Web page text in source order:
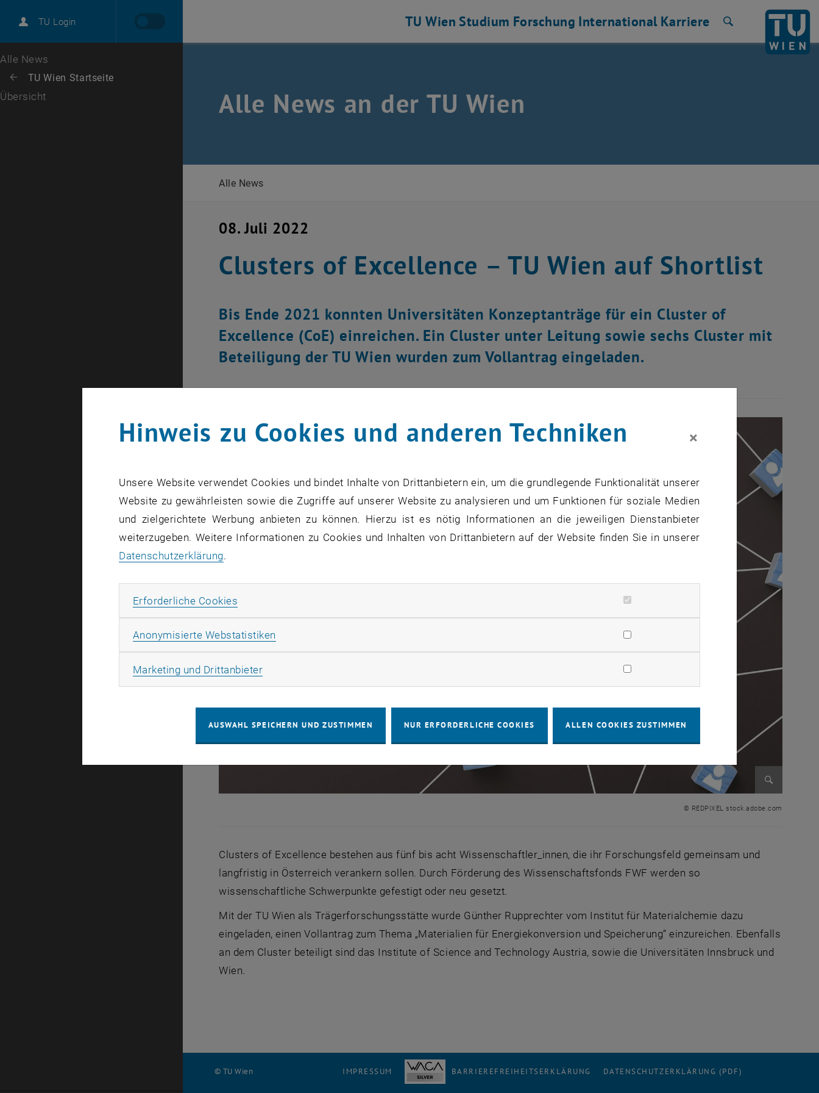
TU Login
Karriere
Zur 1. Menü Ebene
Alle News
Zurück: Subseiten von TU Wien Startseite auflisten
Zurück zur letzten Ebene:
TU Wien Startseite
Übersicht
TU Wien Studium Forschung International Karriere
Alle News an der TU Wien
Alle News
08. Juli 2022
Clusters of Excellence – TU Wien auf Shortlist
Bis Ende 2021 konnten Universitäten Konzeptanträge für ein Cluster of
Excellence (CoE) einreichen. Ein Cluster unter Leitung sowie sechs Cluster mit
Beteiligung der TU Wien wurden zum Vollantrag eingeladen.
© REDPIXEL stock.adobe.com
Clusters of Excellence bestehen aus fünf bis acht Wissenschaftler_innen, die ihr Forschungsfeld gemeinsam und
langfristig in Österreich verankern sollen. Durch Förderung des Wissenschaftsfonds FWF werden so
wissenschaftliche Schwerpunkte gefestigt oder neu gesetzt.
Mit der TU Wien als Trägerforschungsstätte wurde Günther Rupprechter vom Institut für Materialchemie dazu
eingeladen, einen Vollantrag zum Thema „Materialien für Energiekonversion und Speicherung“ einzureichen. Ebenfalls
an dem Cluster beteiligt sind das Institute of Science and Technology Austria, sowie die Universitäten Innsbruck und
Wien.
© TU Wien IMPRESSUM BARRIEREFREIHEITSERKLÄRUNG DATENSCHUTZERKLÄRUNG (PDF)
Hinweis zu Cookies und anderen Techniken ×
Unsere Website verwendet Cookies und bindet Inhalte von Drittanbietern ein, um die grundlegende Funktionalität unserer
Website zu gewährleisten sowie die Zugriffe auf unserer Website zu analysieren und um Funktionen für soziale Medien
und zielgerichtete Werbung anbieten zu können. Hierzu ist es nötig Informationen an die jeweiligen Dienstanbieter
weiterzugeben. Weitere Informationen zu Cookies und Inhalten von Drittanbietern auf der Website finden Sie in unserer
Datenschutzerklärung.
Erforderliche Cookies
Anonymisierte Webstatistiken
Marketing und DrittanbieterMarketing Cookies zulassen
AUSWAHL SPEICHERN UND ZUSTIMMEN NUR ERFORDERLICHE COOKIES ALLEN COOKIES ZUSTIMMEN